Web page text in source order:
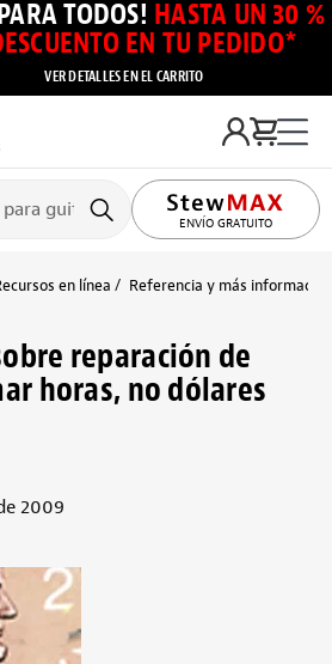
TODOS! HASTA UN 30 %
EN TU PEDIDO*
VER DETALLES EN EL CARRITO
ENVÍO GRATUITO
en línea Referencia y más información
reparación de
horas, no dólares
2009